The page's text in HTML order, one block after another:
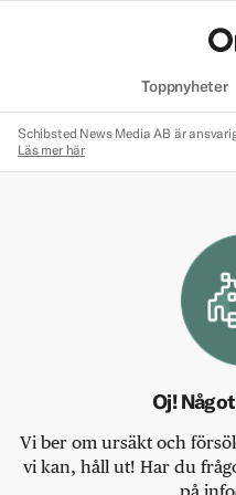
Toppnyheter
Schibsted News Media AB är
Läs mer här
Oj!
Vi ber om ursäkt och
vi kan, håll ut! Har du